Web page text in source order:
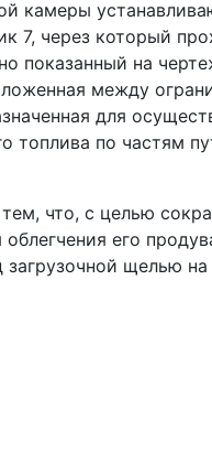
камеры
7, через который
показанный на
между
для
топлива по частям
что, с целью
его
загрузочной щелью